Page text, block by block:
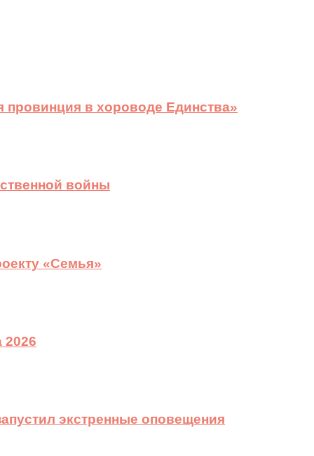
в хороводе Единства»
войны
«Семья»
2026
экстренные оповещения